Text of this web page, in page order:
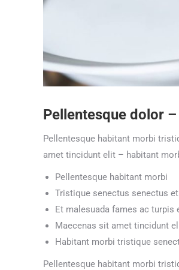
Pellentesque dolor
Pellentesque habitant morbi
amet tincidunt elit – habitant
Pellentesque habitant morbi
Tristique senectus senectus
Et malesuada fames ac turpis
Maecenas sit amet tincidunt
Habitant morbi tristique
Pellentesque habitant morbi